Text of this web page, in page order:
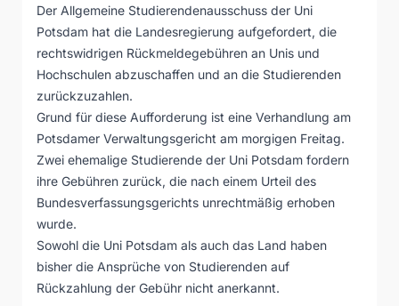
Der Allgemeine Studierendenausschuss der Uni
Potsdam hat die Landesregierung aufgefordert, die
rechtswidrigen Rückmeldegebühren an Unis und
Hochschulen abzuschaffen und an die Studierenden
zurückzuzahlen.
Grund für diese Aufforderung ist eine Verhandlung am
Potsdamer Verwaltungsgericht am morgigen Freitag.
Zwei ehemalige Studierende der Uni Potsdam fordern
ihre Gebühren zurück, die nach einem Urteil des
Bundesverfassungsgerichts unrechtmäßig erhoben
wurde.
Sowohl die Uni Potsdam als auch das Land haben
bisher die Ansprüche von Studierenden auf
Rückzahlung der Gebühr nicht anerkannt.